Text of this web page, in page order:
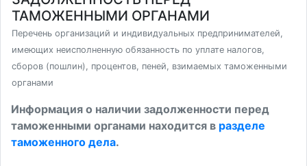
ТАМОЖЕННЫМИ ОРГАНАМИ
Перечень организаций и индивидуальных предпринимателей,
имеющих неисполненную обязанность по уплате налогов,
сборов (пошлин), процентов, пеней, взимаемых таможенными
органами
Информация о наличии задолженности перед
таможенными органами находится в разделе
таможенного дела.